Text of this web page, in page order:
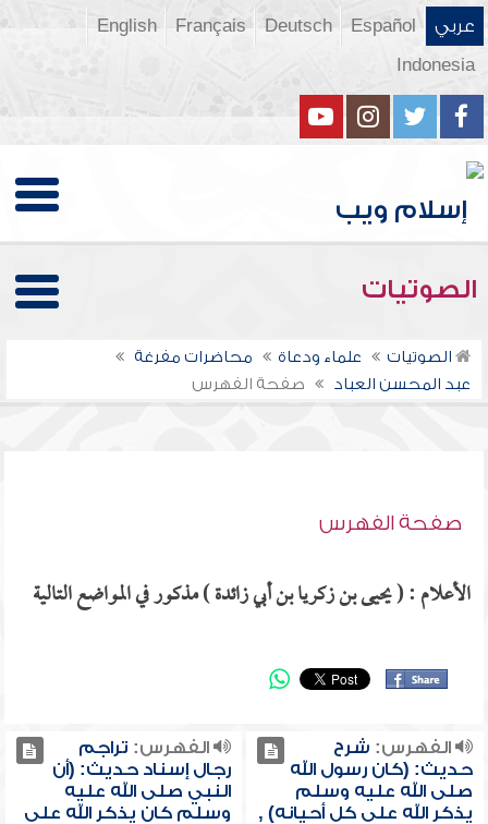
عربي Español
Deutsch
Français
English
Indonesia
الصوتيات
الصوتيات علماء ودعاة
محاضرات مفرغة
عبد المحسن العباد
صفحة الفهرس
صفحة الفهرس
الأعلام : ( يحيى بن زكريا بن أبي زائدة ) مذكور في المواضع التالية
الفهرس: شرح
حديث: (كان رسول الله
صلى الله عليه وسلم
يذكر الله على كل أحيانه) ,
الفهرس: تراجم
رجال إسناد حديث: (أن
النبي صلى الله عليه
وسلم كان يذكر الله على